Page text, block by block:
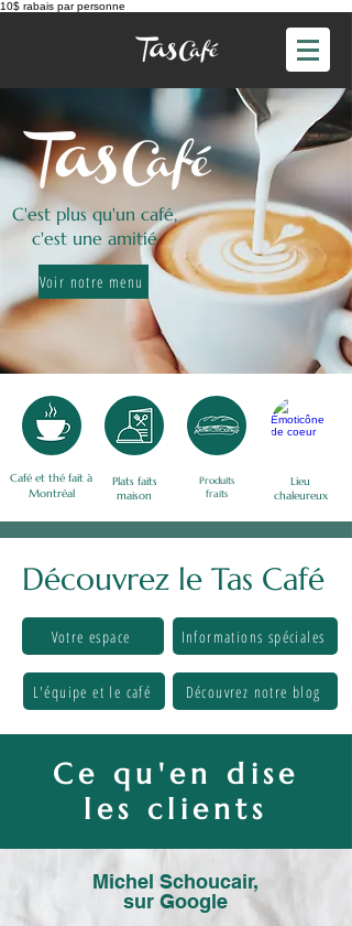
10$ rabais par personne
C'est plus qu'un café,
c'est une amitié
Voir notre menu
Café et thé fait à
Montréal
Plats faits
maison
Produits
fraits
Lieu
chaleureux
Découvrez le Tas Café
Votre espace Informations spéciales
L'équipe et le café Découvrez notre blog
Ce qu'en dise
les clients
Michel Schoucair,
sur Google